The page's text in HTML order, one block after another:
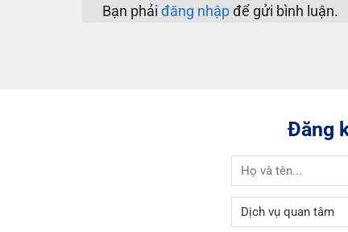
Bạn phải đăng nhậpđể gửi bình luận.
Đăng